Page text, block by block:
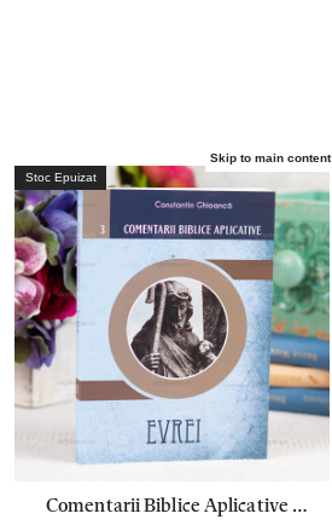
Skip to main content
Stoc Epuizat
Comentarii Biblice Aplicative -